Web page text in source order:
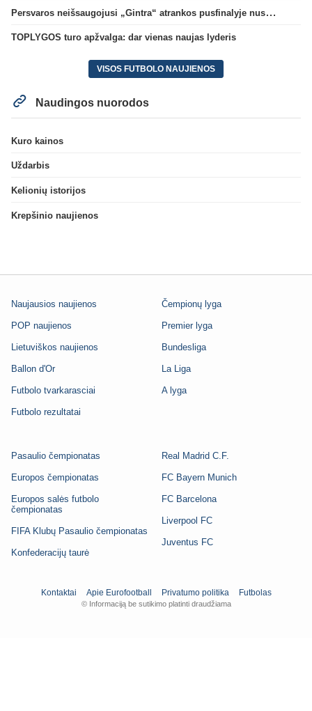
Persvaros neišsaugojusi „Gintra“ atrankos pusfinalyje nusileido Škotijos čempionėms
TOPLYGOS turo apžvalga: dar vienas naujas lyderis
VISOS FUTBOLO NAUJIENOS
Naudingos nuorodos
Kuro kainos
Uždarbis
Kelionių istorijos
Krepšinio naujienos
Naujausios naujienos
POP naujienos
Lietuviškos naujienos
Ballon d'Or
Futbolo tvarkarasciai
Futbolo rezultatai
Čempionų lyga
Premier lyga
Bundesliga
La Liga
A lyga
Pasaulio čempionatas
Europos čempionatas
Europos salės futbolo
čempionatas
FIFA Klubų Pasaulio čempionatas
Konfederacijų taurė
Real Madrid C.F.
FC Bayern Munich
FC Barcelona
Liverpool FC
Juventus FC
Kontaktai Apie Eurofootball Privatumo politika Futbolas
© Informaciją be sutikimo platinti draudžiama